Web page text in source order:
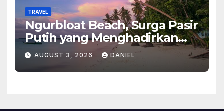
TRAVEL
Ngurbloat Beach, Surga Pasir
Putih yang Menghadirkan
Ketenangan dan Pesona
Alam Tak Terlupakan
AUGUST 3, 2026 DANIEL